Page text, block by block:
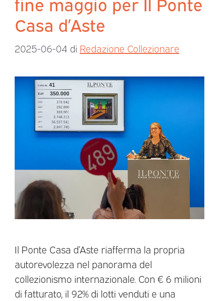
Casa d’Aste
2025-06-04 di Redazione Collezionare
Il Ponte Casa d’Aste riafferma la propria
autorevolezza nel panorama del
collezionismo internazionale. Con € 6 milioni
di fatturato, il 92% di lotti venduti e una